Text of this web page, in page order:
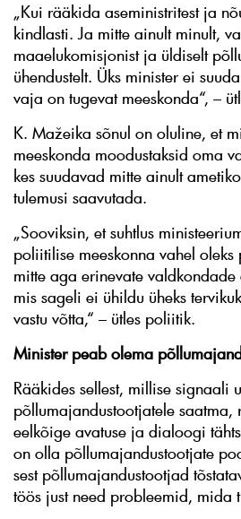
„Kui rääkida aseministritest ja
kindlasti. Ja mitte ainult minult,
maaelukomisjonist ja üldiselt
ühendustelt. Üks minister ei
vaja on tugevat meeskonda“, –
K. Mažeika sõnul on oluline, et
meeskonda moodustaksid oma
kes suudavad mitte ainult
tulemusi saavutada.
„Sooviksin, et suhtlus
poliitilise meeskonna vahel oleks
mitte aga erinevate
mis sageli ei ühildu üheks
vastu võtta,“ – ütles poliitik.
Minister peab olema
Rääkides sellest, millise signaali
põllumajandustootjatele saatma,
eelkõige avatuse ja dialoogi
on olla põllumajandustootjate
sest põllumajandustootjad
töös just need probleemid, mida